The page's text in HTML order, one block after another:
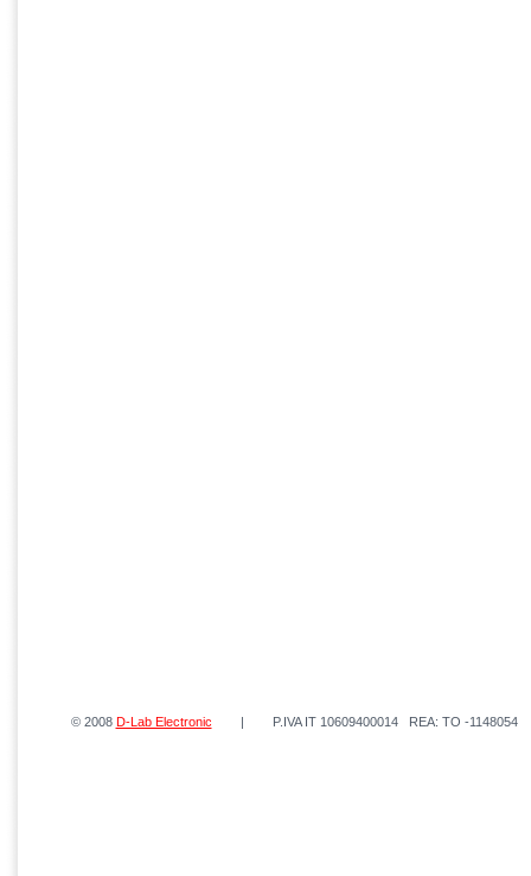
© 2008 D-Lab Electronic | P.IVA IT 10609400014 REA: TO -